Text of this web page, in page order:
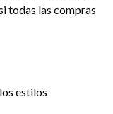
todas las compras
estilos